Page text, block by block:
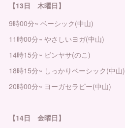
【13日 木曜日】
9時00分~ ベーシック(中山)
11時00分~ やさしいヨガ(中山)
14時15分~ ビンヤサ(のこ)
18時15分~ しっかりベーシック(中山)
20時00分~ ヨーガセラピー(中山)
【14日 金曜日】